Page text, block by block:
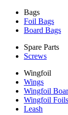
Bags
Foil Bags
Board Bags
Spare Parts
Screws
Wingfoil
Wings
Wingfoil
Wingfoil Foils
Leash